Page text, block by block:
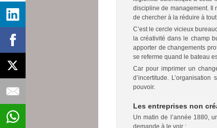
discipline de management. Il
de chercher à la réduire à
C’est le cercle vicieux
la créativité dans le champ
apporter de changements
se referme quand le bateau
Car pour imprimer un
d’incertitude.
pouvoir.
Les entreprises non
Un matin de l’année 1880,
demande à le voir :